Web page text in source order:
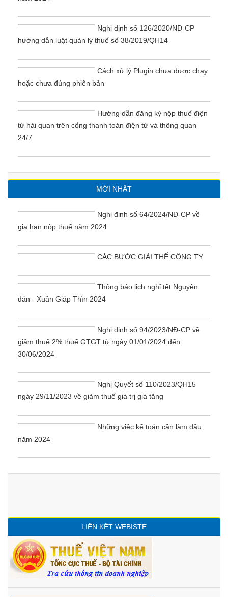
Nghị định số 126/2020/NĐ-CP
hướng dẫn luật quản lý thuế số 38/2019/QH14
Cách xử lý Plugin chưa được chạy
hoặc chưa đúng phiên bản
Hướng dẫn đăng ký nộp thuế điện
tử hải quan trên cổng thanh toán điện tử và thông quan
24/7
MỚI NHẤT
Nghị định số 64/2024/NĐ-CP về
gia hạn nộp thuế năm 2024
CÁC BƯỚC GIẢI THỂ CÔNG TY
Thông báo lịch nghỉ tết Nguyên
đán - Xuân Giáp Thìn 2024
Nghị định số 94/2023/NĐ-CP về
giảm thuế 2% thuế GTGT từ ngày 01/01/2024 đến
30/06/2024
Nghị Quyết số 110/2023/QH15
ngày 29/11/2023 về giảm thuế giá trị giá tăng
Những việc kế toán cần làm đầu
năm 2024
LIÊN KẾT WEBISTE